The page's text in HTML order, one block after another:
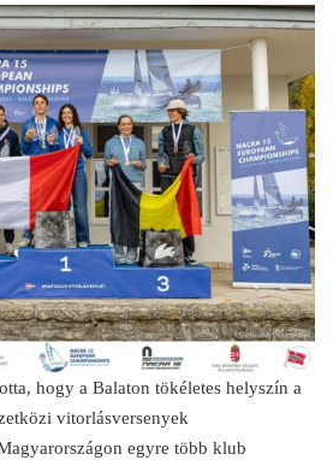
hogy a Balaton tökéletes helyszín a
vitorlásversenyek
egyre több klub